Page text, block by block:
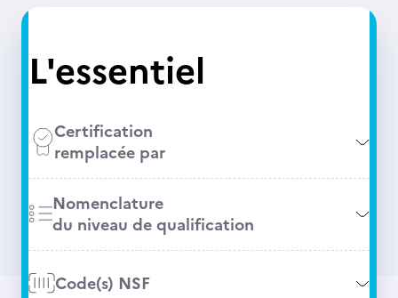
L'essentiel
Certification
remplacée par
Nomenclature
du niveau de qualification
Code(s) NSF